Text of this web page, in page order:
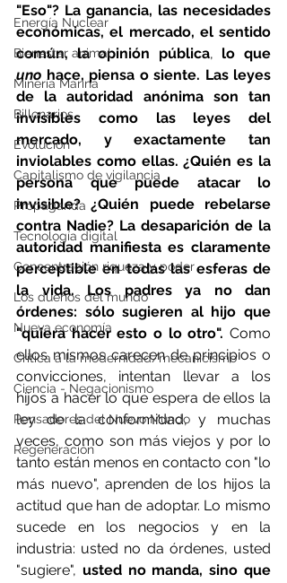
Energía Nuclear
Bienestar animal
Minería Marina
Billonarios
Evolución
Capitalismo de vigilancia
Propaganda
Tecnología digital
Concentración riqueza y poder
Los dueños del mundo
Nueva economía
Crítica a la modernidad/mecanicismo
Ciencia - Negacionismo
Pensadores del Nuevo Mundo
Regeneración
"Eso"? La ganancia, las necesidades
económicas, el mercado, el sentido
común, la opinión pública,
uno hace, piensa o siente. Las leyes
de la autoridad anónima son tan
invisibles como las leyes del
mercado, y exactamente tan
inviolables como ellas. ¿Quién es la
persona que puede atacar lo
invisible? ¿Quién puede rebelarse
contra Nadie? La desaparición de la
autoridad manifiesta es claramente
perceptible en todas las esferas de
la vida. Los padres ya no dan
órdenes: sólo sugieren al hijo que
"quiera hacer esto o lo otro". Como
ellos mismos carecen de principios o
convicciones, intentan llevar a los
hijos a hacer lo que espera de ellos la
ley de la conformidad, y muchas
veces, como son más viejos y por lo
tanto están menos en contacto con "lo
más nuevo", aprenden de los hijos la
actitud que han de adoptar. Lo mismo
sucede en los negocios y en la
industria: usted no da órdenes, usted
"sugiere", usted no manda, sino que